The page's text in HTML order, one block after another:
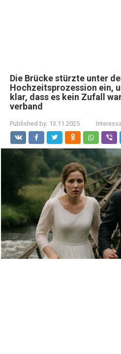
Die Brücke stürzte unter
Hochzeitsprozession ein,
klar, dass es kein Zufall
verband
Published by: 13.11.2025